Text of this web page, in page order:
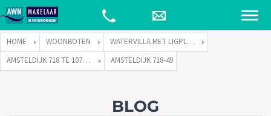
HOME WOONBOTEN
WATERVILLA MET LIGPLAATS
AMSTELDIJK 718 TE 1074 JH AMSTERDAM
AMSTELDIJK 718-49
BLOG